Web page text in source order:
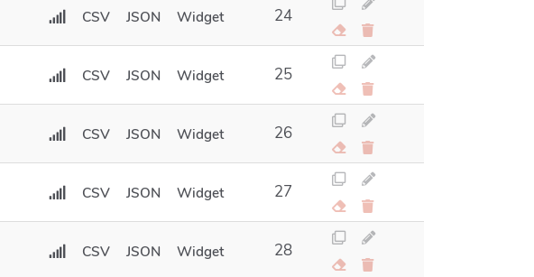
CSV JSON Widget 24
CSV JSON Widget 25
CSV JSON Widget 26
CSV JSON Widget 27
CSV JSON Widget 28